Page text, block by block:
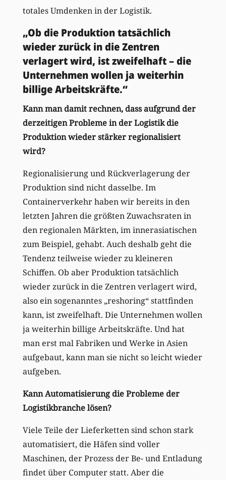
totales Umdenken in der Logistik.
„Ob die Produktion tatsächlich
wieder zurück in die Zentren
verlagert wird, ist zweifelhaft – die
Unternehmen wollen ja weiterhin
billige Arbeitskräfte.“
Kann man damit rechnen, dass aufgrund der
derzeitigen Probleme in der Logistik die
Produktion wieder stärker regionalisiert
wird?
Regionalisierung und Rückverlagerung der
Produktion sind nicht dasselbe. Im
Containerverkehr haben wir bereits in den
letzten Jahren die größten Zuwachsraten in
den regionalen Märkten, im innerasiatischen
zum Beispiel, gehabt. Auch deshalb geht die
Tendenz teilweise wieder zu kleineren
Schiffen. Ob aber Produktion tatsächlich
wieder zurück in die Zentren verlagert wird,
also ein sogenanntes „reshoring“ stattfinden
kann, ist zweifelhaft. Die Unternehmen wollen
ja weiterhin billige Arbeitskräfte. Und hat
man erst mal Fabriken und Werke in Asien
aufgebaut, kann man sie nicht so leicht wieder
aufgeben.
Kann Automatisierung die Probleme der
Logistikbranche lösen?
Viele Teile der Lieferketten sind schon stark
automatisiert, die Häfen sind voller
Maschinen, der Prozess der Be- und Entladung
findet über Computer statt. Aber die